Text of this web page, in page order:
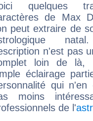
quelques
de Max
peut extraire de
n'est pas
loin de là,
éclairage
qui n'en
moins
de l'